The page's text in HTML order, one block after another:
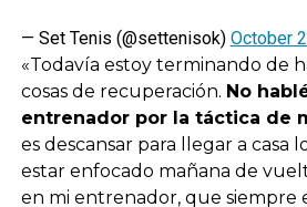
— Set Tenis (@settenisok) October
«Todavía estoy terminando de
cosas de recuperación. No
entrenador por la táctica de
es descansar para llegar a casa
estar enfocado mañana de
en mi entrenador, que siempre